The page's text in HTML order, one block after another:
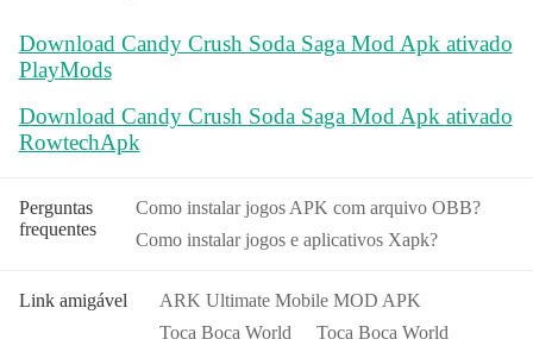
Download Candy Crush Soda Saga Mod Apk ativado
PlayMods
Download Candy Crush Soda Saga Mod Apk ativado
RowtechApk
Perguntas
frequentes
Como instalar jogos APK com arquivo OBB?
Como instalar jogos e aplicativos Xapk?
Link amigável
ARK Ultimate Mobile MOD APK
Toca Boca World
Toca Boca World